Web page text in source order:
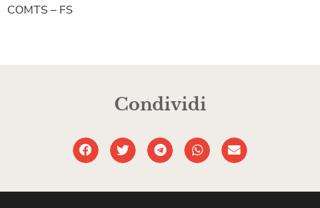
COMTS – FS
Condividi